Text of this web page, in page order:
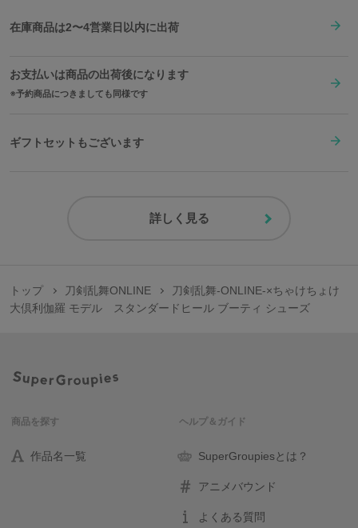
在庫商品は2〜4営業日以内に出荷
お支払いは商品の出荷後になります
予約商品につきましても同様です
ギフトセットもございます
詳しく見る
トップ 刀剣乱舞ONLINE
刀剣乱舞-ONLINE-×ちゃけちょけ
大倶利伽羅 モデル スタンダードヒール ブーティ シューズ
商品を探す
作品名一覧
ヘルプ＆ガイド
SuperGroupiesとは？
アニメバウンド
よくある質問